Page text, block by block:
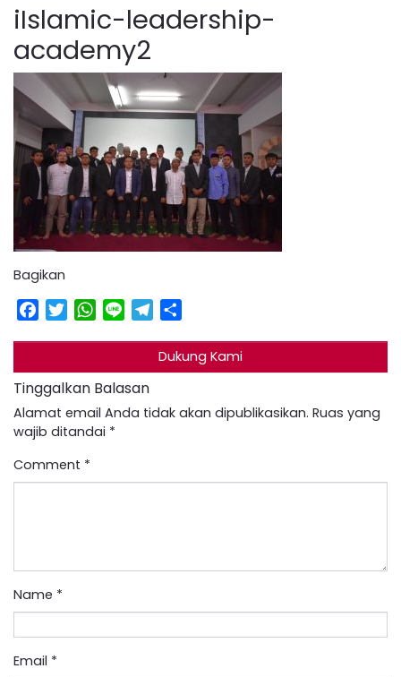
iIslamic-leadership-
academy2
Bagikan
Facebook
TwitterWhatsApp
Line Telegram
Dukung Kami
Tinggalkan Balasan
Alamat email Anda tidak akan dipublikasikan. Ruas yang
wajib ditandai *
Comment *
Name *
Email *